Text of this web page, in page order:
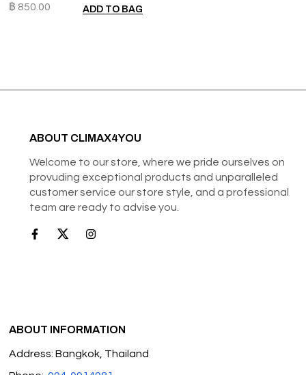
฿ 850.00 ADD TO BAG
ABOUT CLIMAX4YOU
Welcome to our store, where we pride ourselves on
provuding exceptional products and unparalleled
customer service our store style, and a professional
team are ready to advise you.
ABOUT INFORMATION
Address: Bangkok, Thailand